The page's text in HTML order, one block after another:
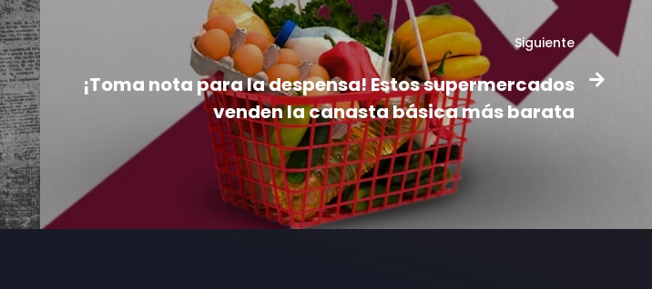
Siguiente
¡Toma nota para la despensa! Estos supermercados
venden la canasta básica más barata